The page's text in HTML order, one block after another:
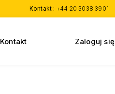
Kontakt : +44 20 3038 3901
Kontakt Zaloguj się